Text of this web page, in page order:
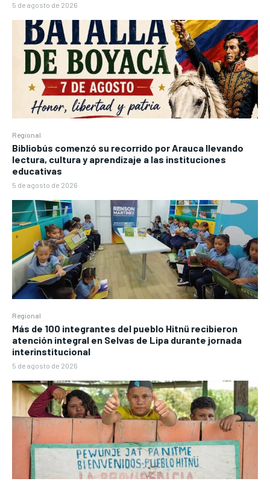
5 de agosto de 2026
Regional
Bibliobús comenzó su recorrido por Arauca llevando
lectura, cultura y aprendizaje a las instituciones
educativas
5 de agosto de 2026
Regional
Más de 100 integrantes del pueblo Hitnü recibieron
atención integral en Selvas de Lipa durante jornada
interinstitucional
5 de agosto de 2026